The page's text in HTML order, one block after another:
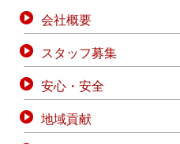
会社概要
スタッフ募集
安心・安全
地域貢献